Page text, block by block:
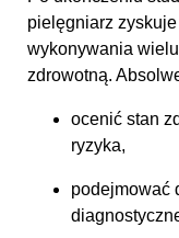
pielęgniarz
wykonywania
zdrowotną.
ocenić stan
ryzyka,
podejmować